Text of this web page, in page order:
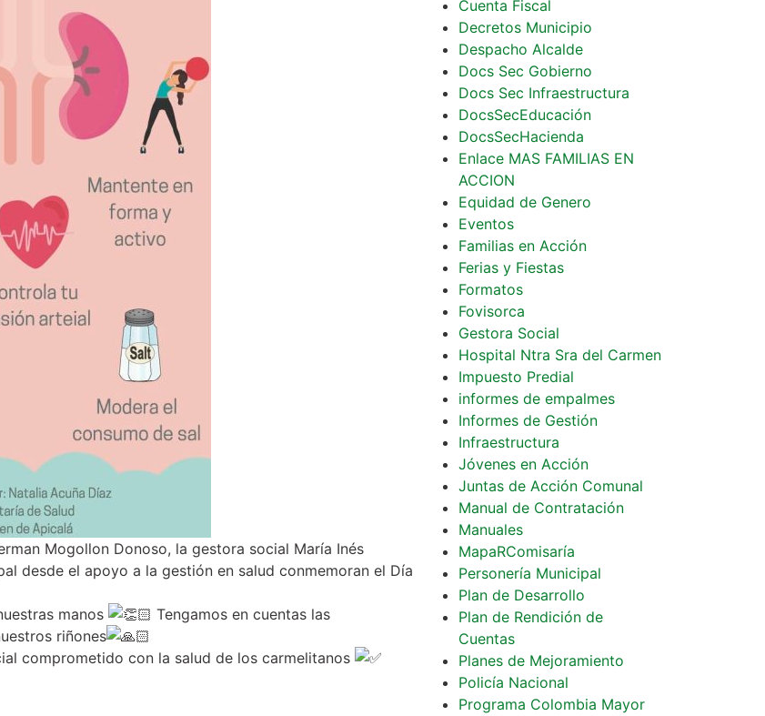
Mogollon Donoso, la gestora social María Inés
desde el apoyo a la gestión en salud conmemoran el Día
manos
Tengamos en cuentas las
riñones
comprometido con la salud de los carmelitanos
Cuenta Fiscal
Decretos Municipio
Despacho Alcalde
Docs Sec Gobierno
Docs Sec Infraestructura
DocsSecEducación
DocsSecHacienda
Enlace MAS FAMILIAS EN
ACCION
Equidad de Genero
Eventos
Familias en Acción
Ferias y Fiestas
Formatos
Fovisorca
Gestora Social
Hospital Ntra Sra del Carmen
Impuesto Predial
informes de empalmes
Informes de Gestión
Infraestructura
Jóvenes en Acción
Juntas de Acción Comunal
Manual de Contratación
Manuales
MapaRComisaría
Personería Municipal
Plan de Desarrollo
Plan de Rendición de
Cuentas
Planes de Mejoramiento
Policía Nacional
Programa Colombia Mayor